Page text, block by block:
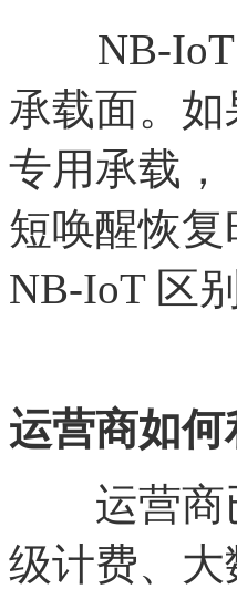
NB-IoT
承载面。
专用承载
短唤醒恢
NB-IoT 区
运营商如何
运营商
级计费、